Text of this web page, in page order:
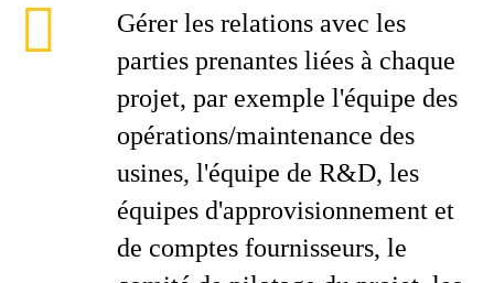
Gérer les relations avec les
parties prenantes liées à chaque
projet, par exemple l'équipe des
opérations/maintenance des
usines, l'équipe de R&D, les
équipes d'approvisionnement et
de comptes fournisseurs, le